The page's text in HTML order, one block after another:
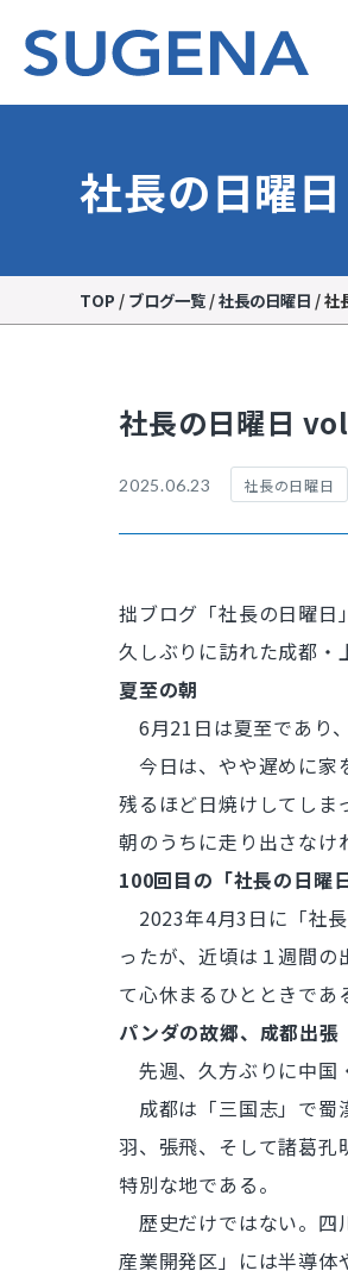
社長の日曜日
TOP / ブログ一覧 /社長の日曜日 /社
社長の日曜日
2025.06.23 社長の日曜日
拙ブログ「社長の日曜日
久しぶりに訪れた成都・
夏至の朝
6月21日は夏至であり
今日は、やや遅めに家
残るほど日焼けしてしま
朝のうちに走り出さなけ
100回目の「社長の日曜日
2023年4月3日に「社
ったが、近頃は１週間
て心休まるひとときであ
パンダの故郷、成都出張
先週、久方ぶりに中国
成都は「三国志」で蜀
羽、張飛、そして諸葛孔
特別な地である。
歴史だけではない。四
産業開発区」には半導体